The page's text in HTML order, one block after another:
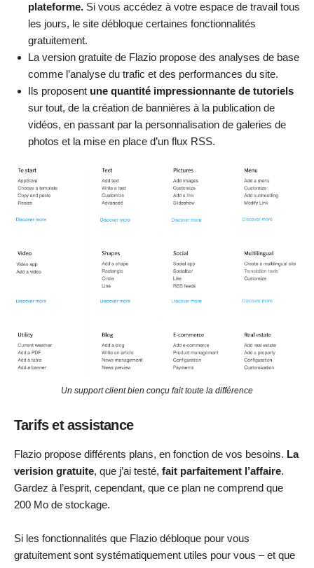
plateforme. Si vous accédez à votre espace de travail tous
les jours, le site débloque certaines fonctionnalités
gratuitement.
La version gratuite de Flazio propose des analyses de base
comme l’analyse du trafic et des performances du site.
Ils proposent une quantité impressionnante de tutoriels
sur tout, de la création de bannières à la publication de
vidéos, en passant par la personnalisation de galeries de
photos et la mise en place d’un flux RSS.
Un support client bien conçu fait toute la différence
Tarifs et assistance
Flazio propose différents plans, en fonction de vos besoins. La
verision gratuite, que j’ai testé, fait parfaitement l’affaire.
Gardez à l’esprit, cependant, que ce plan ne comprend que
200 Mo de stockage.
Si les fonctionnalités que Flazio débloque pour vous
gratuitement sont systématiquement utiles pour vous – et que